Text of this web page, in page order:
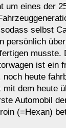
um eines der
selbst
persönlich
musste.
ist ein
noch heute
dem heute
Automobil
(=Hexan)